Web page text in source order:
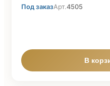
Под заказАрт.4505
В